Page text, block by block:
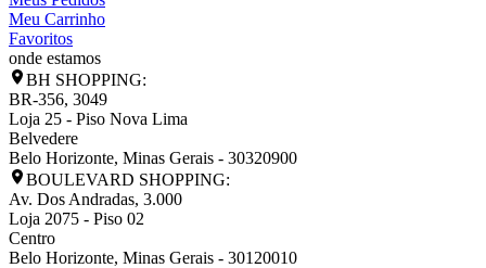
Meu Carrinho
Favoritos
onde estamos
BH SHOPPING:
BR-356, 3049
Loja 25 - Piso Nova Lima
Belvedere
Belo Horizonte, Minas Gerais - 30320900
BOULEVARD SHOPPING:
Av. Dos Andradas, 3.000
Loja 2075 - Piso 02
Centro
Belo Horizonte, Minas Gerais - 30120010